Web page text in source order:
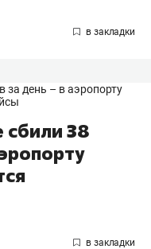
сбили 38